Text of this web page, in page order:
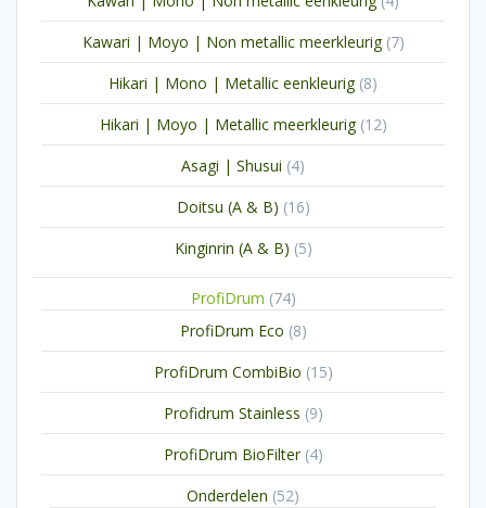
producten
Kawari | Moyo | Non metallic meerkleurig 77
producten
Hikari | Mono | Metallic eenkleurig 88
producten
Hikari | Moyo | Metallic meerkleurig 1212
producten
Asagi | Shusui 44
producten
Doitsu (A & B) 1616
producten
Kinginrin (A & B) 55
ProfiDrum 7474
ProfiDrum Eco 88
producten
ProfiDrum CombiBio 1515
producten
Profidrum Stainless 99
producten
ProfiDrum BioFilter 44
producten
Onderdelen 5252